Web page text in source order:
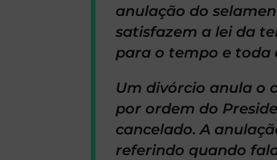
anulação do
satisfazem a lei da
para o tempo e toda
Um divórcio anula o
por ordem do
cancelado. A
referindo quando